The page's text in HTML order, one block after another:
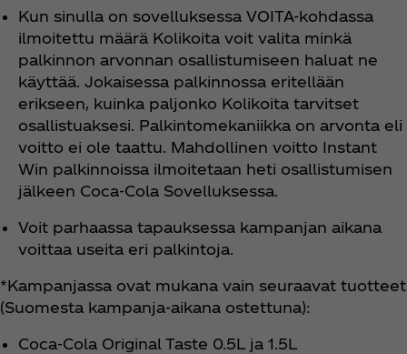
Kun sinulla on sovelluksessa VOITA-kohdassa
ilmoitettu määrä Kolikoita voit valita minkä
palkinnon arvonnan osallistumiseen haluat ne
käyttää. Jokaisessa palkinnossa eritellään
erikseen, kuinka paljonko Kolikoita tarvitset
osallistuaksesi. Palkintomekaniikka on arvonta eli
voitto ei ole taattu. Mahdollinen voitto Instant
Win palkinnoissa ilmoitetaan heti osallistumisen
jälkeen Coca‑Cola Sovelluksessa.
Voit parhaassa tapauksessa kampanjan aikana
voittaa useita eri palkintoja.
*Kampanjassa ovat mukana vain seuraavat tuotteet
(Suomesta kampanja-aikana ostettuna):
Coca‑Cola Original Taste 0.5L ja 1.5L